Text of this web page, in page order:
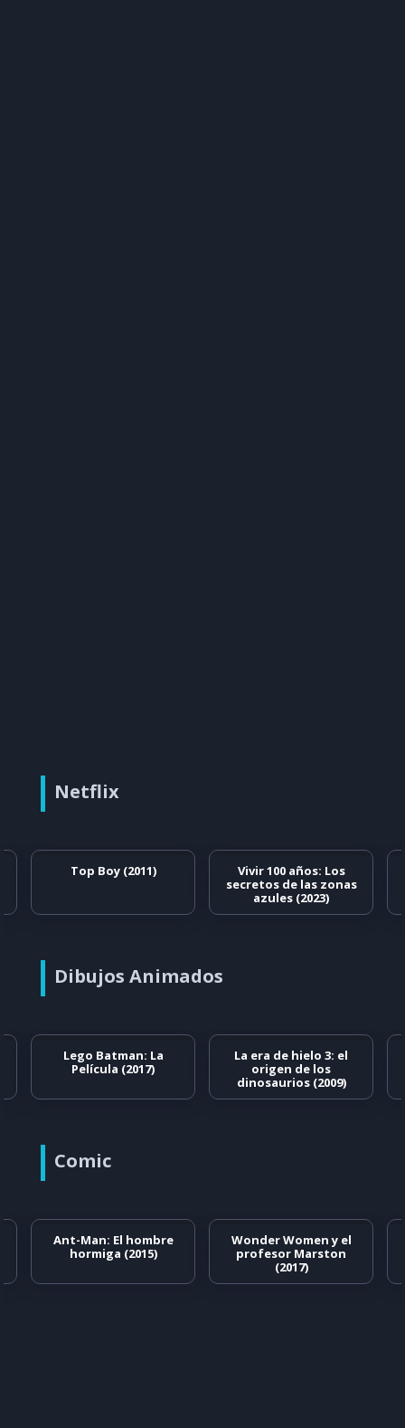
Netflix
Top Boy (2011)
Vivir 100 años: Los
secretos de las zonas
azules (2023)
Dibujos Animados
Lego Batman: La
Película (2017)
La era de hielo 3: el
origen de los
dinosaurios (2009)
Comic
Ant-Man: El hombre
hormiga (2015)
Wonder Women y el
profesor Marston
(2017)